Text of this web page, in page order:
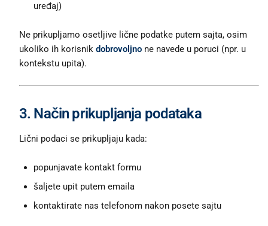
uređaj)
Ne prikupljamo osetljive lične podatke putem sajta, osim
ukoliko ih korisnik dobrovoljno ne navede u poruci (npr. u
kontekstu upita).
3. Način prikupljanja podataka
Lični podaci se prikupljaju kada:
popunjavate kontakt formu
šaljete upit putem emaila
kontaktirate nas telefonom nakon posete sajtu